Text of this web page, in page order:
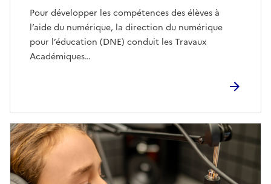
Pour développer les compétences des élèves à
l’aide du numérique, la direction du numérique
pour l’éducation (DNE) conduit les Travaux
Académiques…